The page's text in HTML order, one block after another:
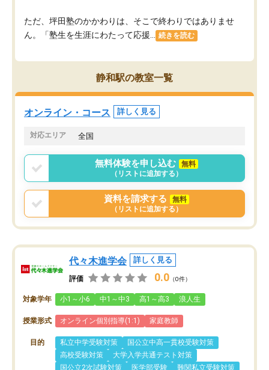
ただ、坪田塾のかかわりは、そこで終わりではありませ
ん。「塾生を生涯にわたって応援...
続きを読む
静和駅の教室一覧
オンライン・コース 詳しく見る
対応エリア 全国
無料体験を申し込む
無料
（リストに追加する）
資料を請求する
無料
（リストに追加する）
代々木進学会 詳しく見る
評価 0.0 （0件）
対象学年 小1～小6 中1～中3 高1～高3 浪人生
授業形式 オンライン個別指導(1:1) 家庭教師
目的 私立中学受験対策
国公立中高一貫校受験対策
高校受験対策
大学入学共通テスト対策
国公立2次試験対策
医学部受験
難関私立受験対策